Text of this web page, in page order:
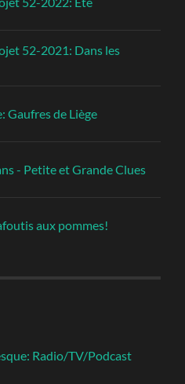
52-2021: Dans les
Gaufres de Liège
- Petite et Grande Clues
aux pommes!
Radio/TV/Podcast